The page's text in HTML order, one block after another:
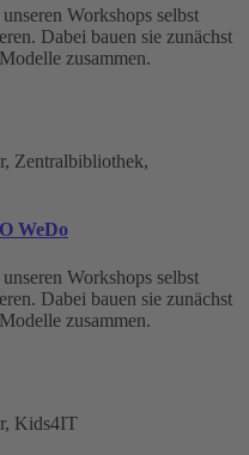
Workshops selbst
Dabei bauen sie zunächst
zusammen.
, Zentralbibliothek,
WeDo
Workshops selbst
Dabei bauen sie zunächst
zusammen.
, Kids4IT